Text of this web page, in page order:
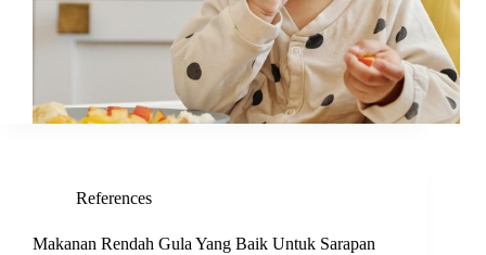
References
Makanan Rendah Gula Yang Baik Untuk Sarapan